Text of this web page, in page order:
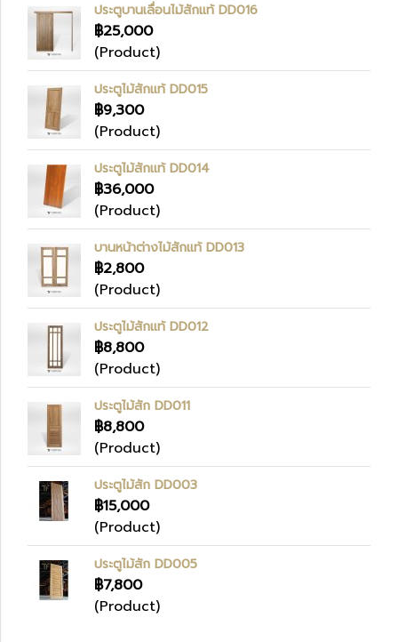
ประตูบานเลื่อนไม้สักแท้ DD016
฿25,000
(Product)
ประตูไม้สักแท้ DD015
฿9,300
(Product)
ประตูไม้สักแท้ DD014
฿36,000
(Product)
บานหน้าต่างไม้สักแท้ DD013
฿2,800
(Product)
ประตูไม้สักแท้ DD012
฿8,800
(Product)
ประตูไม้สัก DD011
฿8,800
(Product)
ประตูไม้สัก DD003
฿15,000
(Product)
ประตูไม้สัก DD005
฿7,800
(Product)